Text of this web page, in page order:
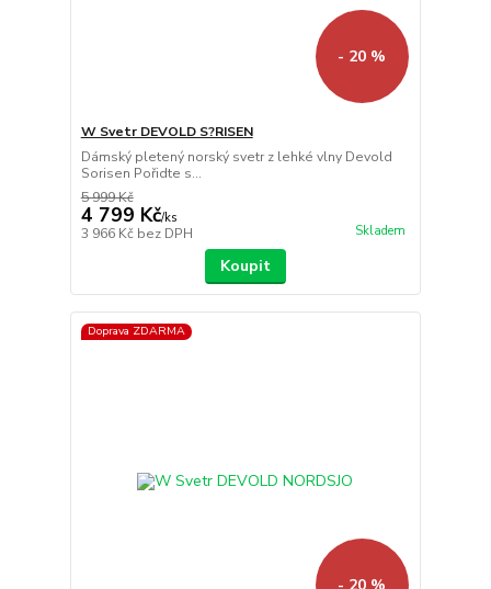
- 20 %
W Svetr DEVOLD S?RISEN
Dámský pletený norský svetr z lehké vlny Devold
Sorisen Pořidte s...
5 999 Kč
4 799 Kč/ks
3 966 Kč bez DPH Skladem
Koupit
Doprava ZDARMA
- 20 %